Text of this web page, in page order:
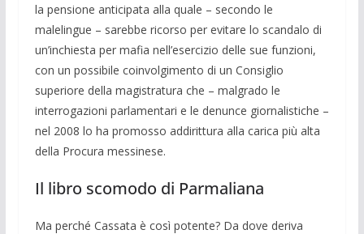
la pensione anticipata alla quale – secondo le
malelingue – sarebbe ricorso per evitare lo scandalo di
un’inchiesta per mafia nell’esercizio delle sue funzioni,
con un possibile coinvolgi­mento di un Consiglio
superiore della ma­gistratura che – malgrado le
interrogazio­ni parlamentari e le denunce giornalisti­che –
nel 2008 lo ha promosso addirittura alla carica più alta
della Procura messine­se.
Il libro scomodo di Parmaliana
Ma perché Cassata è così potente? Da dove deriva